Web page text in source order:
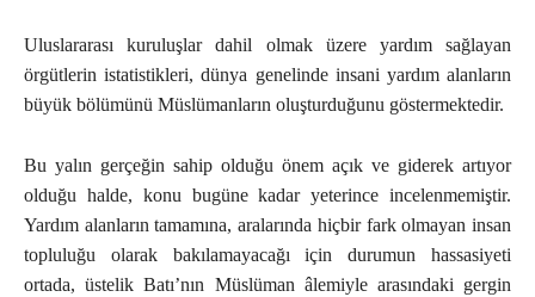
Uluslararası kuruluşlar dahil olmak üzere yardım sağlayan
örgütlerin istatistikleri, dünya genelinde insani yardım alanların
büyük bölümünü Müslümanların oluşturduğunu göstermektedir.
Bu yalın gerçeğin sahip olduğu önem açık ve giderek artıyor
olduğu halde, konu bugüne kadar yeterince incelenmemiştir.
Yardım alanların tamamına, aralarında hiçbir fark olmayan insan
topluluğu olarak bakılamayacağı için durumun hassasiyeti
ortada, üstelik Batı’nın Müslüman âlemiyle arasındaki gergin